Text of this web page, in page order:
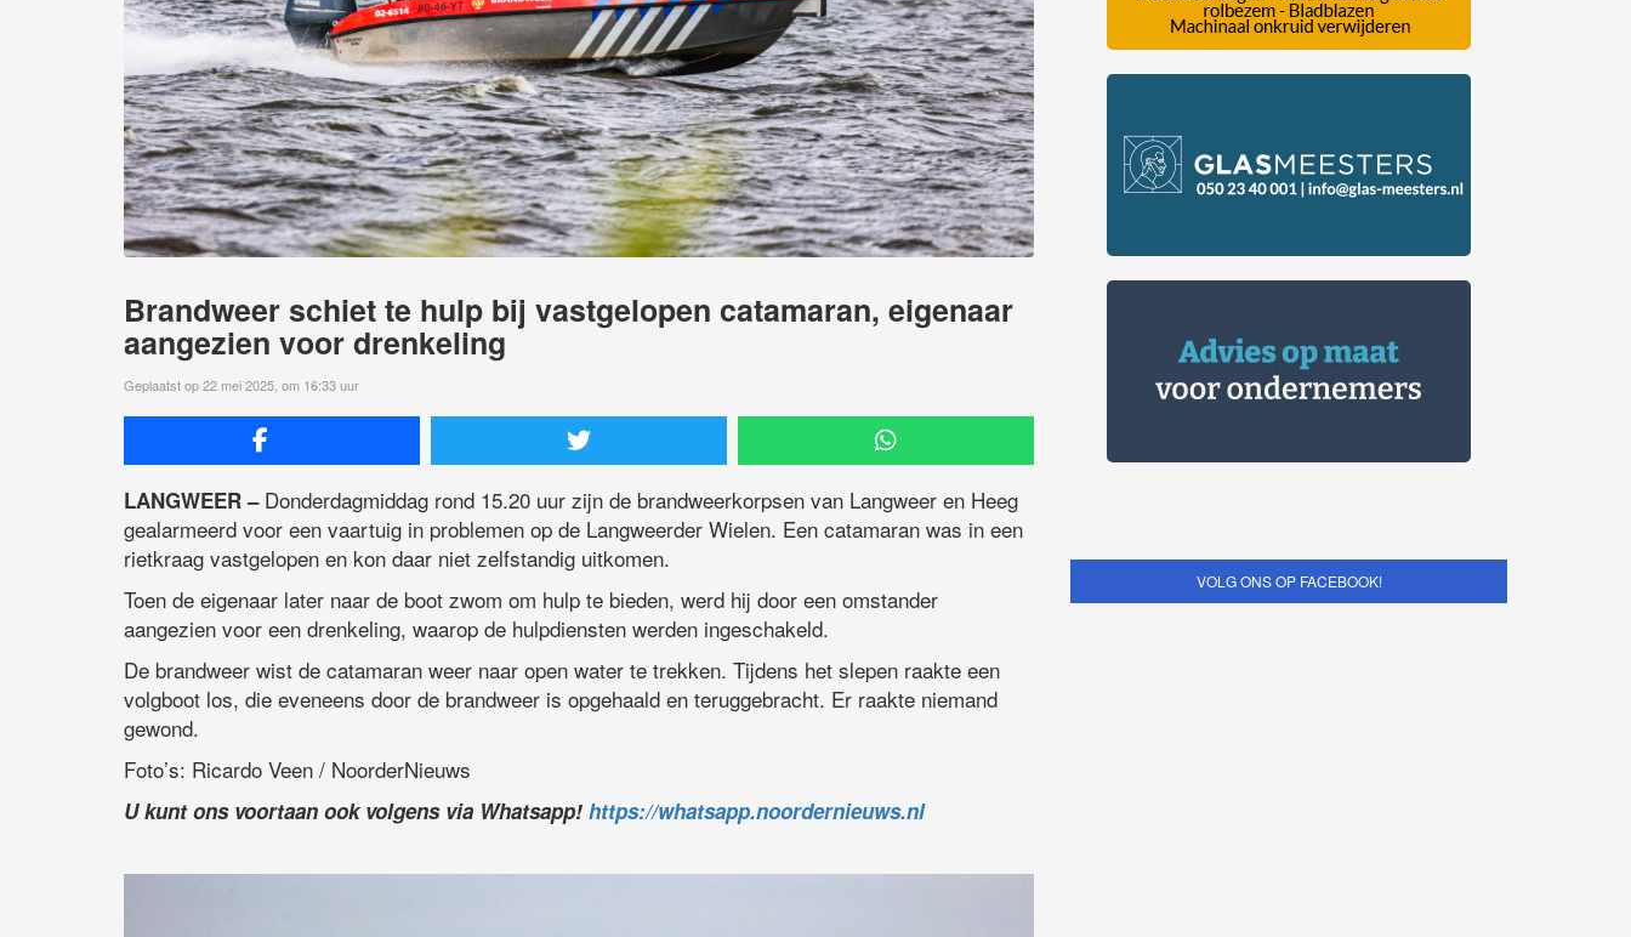
Brandweer schiet te hulp bij vastgelopen catamaran, eigenaar
aangezien voor drenkeling
Geplaatst op 22 mei 2025, om 16:33 uur
LANGWEER –Donderdagmiddag rond 15.20 uur zijn de brandweerkorpsen van Langweer en Heeg
gealarmeerd voor een vaartuig in problemen op de Langweerder Wielen. Een catamaran was in een
rietkraag vastgelopen en kon daar niet zelfstandig uitkomen.
Toen de eigenaar later naar de boot zwom om hulp te bieden, werd hij door een omstander
aangezien voor een drenkeling, waarop de hulpdiensten werden ingeschakeld.
De brandweer wist de catamaran weer naar open water te trekken. Tijdens het slepen raakte een
volgboot los, die eveneens door de brandweer is opgehaald en teruggebracht. Er raakte niemand
gewond.
Foto’s: Ricardo Veen / NoorderNieuws
U kunt ons voortaan ook volgens via Whatsapp! https://whatsapp.noordernieuws.nl
VOLG ONS OP FACEBOOK!